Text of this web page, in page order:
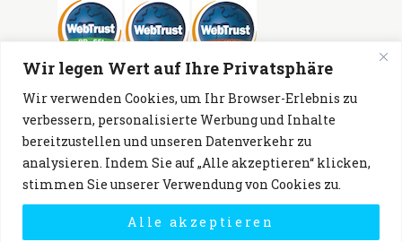
Wir legen Wert auf Ihre Privatsphäre
Wir verwenden Cookies, um Ihr Browser-Erlebnis zu
verbessern, personalisierte Werbung und Inhalte
bereitzustellen und unseren Datenverkehr zu
analysieren. Indem Sie auf „Alle akzeptieren“ klicken,
stimmen Sie unserer Verwendung von Cookies zu.
Alle akzeptieren
Zahlungsmöglichkeiten: